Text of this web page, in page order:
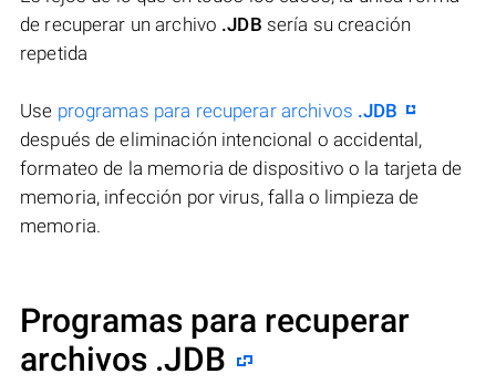
de recuperar un archivo .JDB sería su creación
repetida
Use programas para recuperar archivos .JDB
después de eliminación intencional o accidental,
formateo de la memoria de dispositivo o la tarjeta de
memoria, infección por virus, falla o limpieza de
memoria.
Programas para recuperar
archivos .JDB